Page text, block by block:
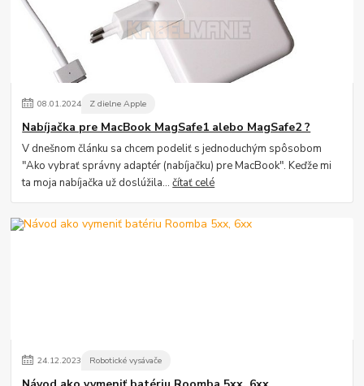
08.01.2024 Z dielne Apple
Nabíjačka pre MacBook MagSafe1 alebo MagSafe2 ?
V dnešnom článku sa chcem podeliť s jednoduchým spôsobom
"Ako vybrať správny adaptér (nabíjačku) pre MacBook". Keďže mi
ta moja nabíjačka už doslúžila...čítať celé
24.12.2023 Robotické vysávače